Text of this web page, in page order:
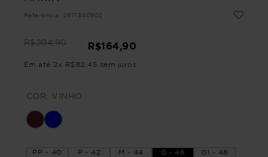
Referência : 2671340902
R$204,90 R$164,90
Em até 2 x R$ 82 45 sem juros
COR: VINHO
PP - 40 P - 42 M - 44 G - 46 G1 - 48